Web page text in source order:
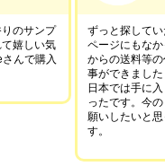
のサンプ
嬉しい気
んで購入
ずっと探して
ページにもな
からの送料等
事ができました
日本では手に
ったです。今
願いしたいと
す。